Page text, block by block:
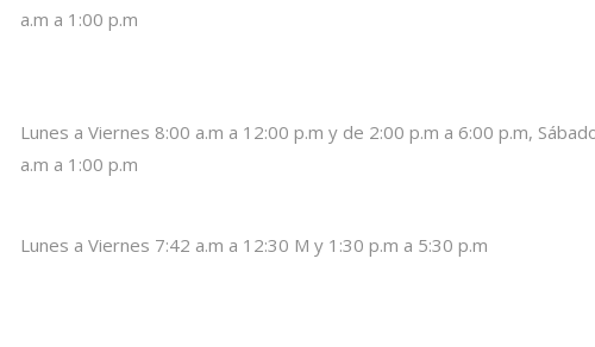
a.m a 1:00 p.m
Lunes a Viernes 8:00 a.m a 12:00 p.m y de 2:00 p.m a 6:00 p.m,
a.m a 1:00 p.m
Lunes a Viernes 7:42 a.m a 12:30 M y 1:30 p.m a 5:30 p.m